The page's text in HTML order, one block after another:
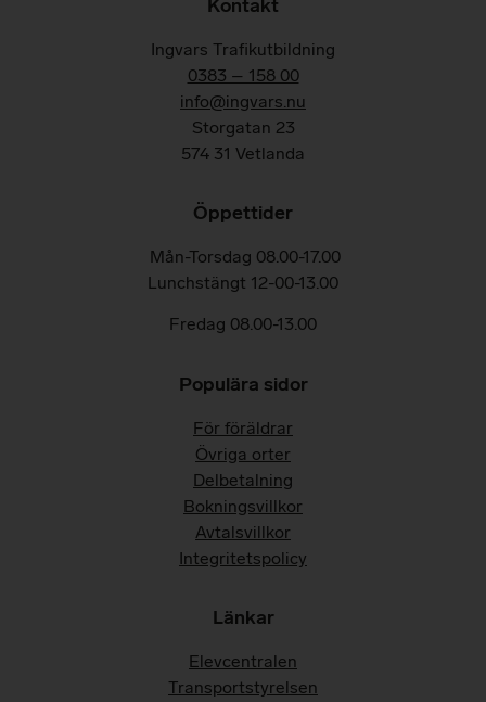
Kontakt
Ingvars Trafikutbildning
0383 – 158 00
info@ingvars.nu
Storgatan 23
574 31 Vetlanda
Öppettider
Mån-Torsdag 08.00-17.00
Lunchstängt 12-00-13.00
Fredag 08.00-13.00
Populära sidor
För föräldrar
Övriga orter
Delbetalning
Bokningsvillkor
Avtalsvillkor
Integritetspolicy
Länkar
Elevcentralen
Transportstyrelsen